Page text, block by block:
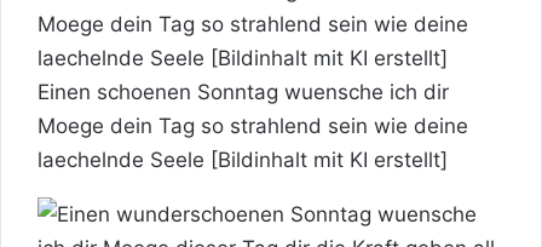
Einen schoenen Sonntag wuensche ich dir
Moege dein Tag so strahlend sein wie deine
laechelnde Seele [Bildinhalt mit KI erstellt]